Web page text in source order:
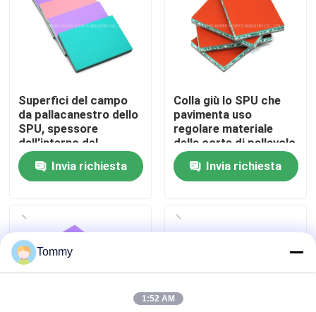
Chi Siamo
Controllo di qualità
Contattaci
Notizie
Casi
Superfici del campo
da pallacanestro dello
SPU, spessore
dell'interno del
materiale 3mm del
campo da
pallacanestro
Invia richiesta
Colla giù lo SPU che
pavimenta uso
regolare materiale
della corte di pallavolo
di struttura del
barilottoInvia richiesta
Tommy
1:52 AM